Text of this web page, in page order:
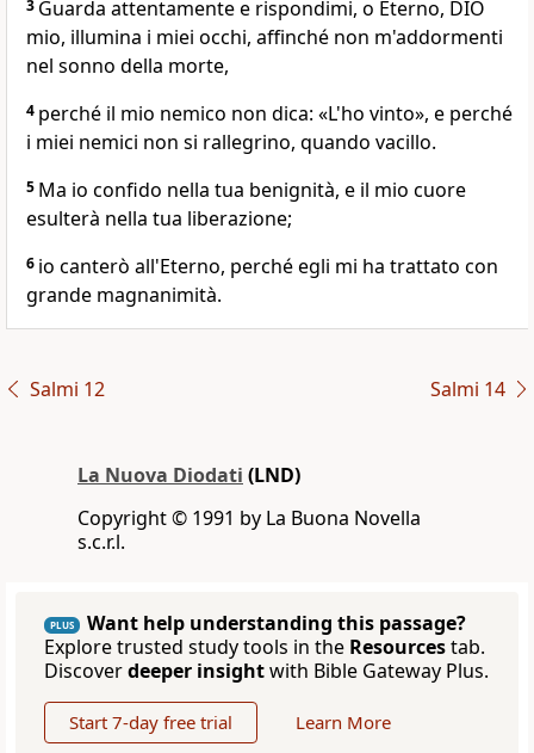
3 Guarda attentamente e rispondimi, o Eterno, DIO
mio, illumina i miei occhi, affinché non m'addormenti
nel sonno della morte,
4 perché il mio nemico non dica: «L'ho vinto», e perché
i miei nemici non si rallegrino, quando vacillo.
5 Ma io confido nella tua benignità, e il mio cuore
esulterà nella tua liberazione;
6 io canterò all'Eterno, perché egli mi ha trattato con
grande magnanimità.
Salmi 12 Salmi 14
La Nuova Diodati (LND)
Copyright © 1991 by La Buona Novella
s.c.r.l.
PLUS
Want help understanding this passage?
Explore trusted study tools in the Resourcestab.
Discoverdeeper insightwith Bible Gateway Plus.
Start 7-day free trial Learn More